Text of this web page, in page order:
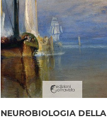
NEUROBIOLOGIA DELLA